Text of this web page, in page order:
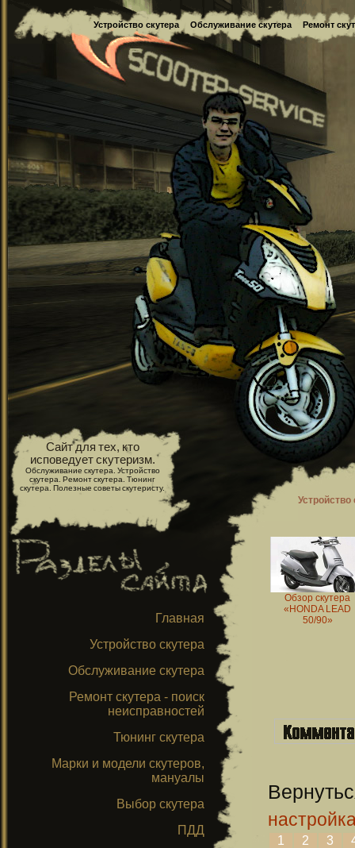
Устройство скутера Обслуживание скутера Ремонт
Сайт для тех, кто
исповедует скутеризм.
Обслуживание скутера. Устройство
скутера. Ремонт скутера. Тюнинг
скутера. Полезные советы скутеристу.
Главная
Устройство скутера
Обслуживание скутера
Ремонт скутера - поиск
неисправностей
Тюнинг скутера
Марки и модели скутеров,
мануалы
Выбор скутера
ПДД
Устройство
Обзор скутера
«HONDA LEAD
50/90»
1 2 3